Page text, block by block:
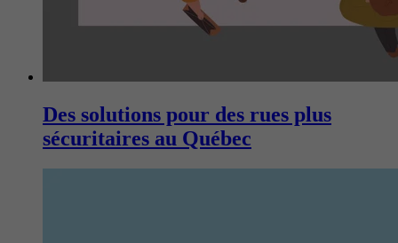
Des solutions pour des rues plus
sécuritaires au Québec